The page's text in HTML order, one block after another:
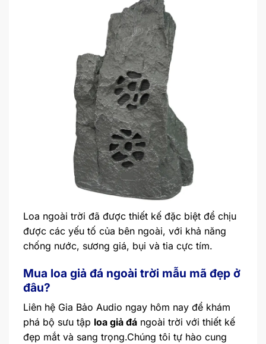
Loa ngoài trời đã được thiết kế đặc biệt để chịu
được các yếu tố của bên ngoài, với khả năng
chống nước, sương giá, bụi và tia cực tím.
Mua loa giả đá ngoài trời mẫu mã đẹp ở
đâu?
Liên hệ Gia Bảo Audio ngay hôm nay để khám
phá bộ sưu tập loa giả đá ngoài trời với thiết kế
đẹp mắt và sang trọng.Chúng tôi tự hào cung